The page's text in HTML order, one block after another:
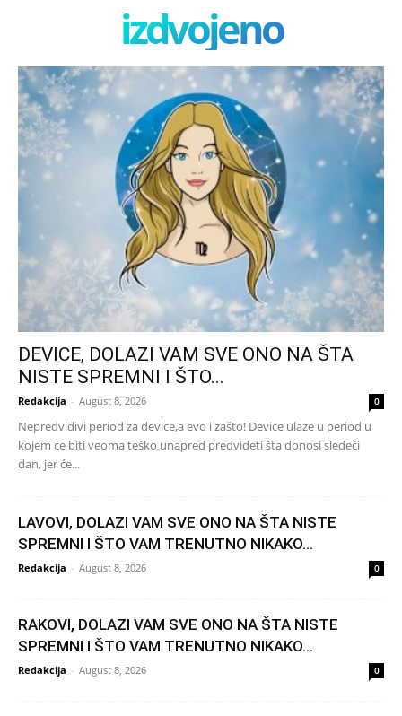
izdvojeno
DEVICE, DOLAZI VAM SVE ONO NA ŠTA
NISTE SPREMNI I ŠTO...
Redakcija - August 8, 2026 0
Nepredvidivi period za device,a evo i zašto! Device ulaze u period u
kojem će biti veoma teško unapred predvideti šta donosi sledeći
dan, jer će...
LAVOVI, DOLAZI VAM SVE ONO NA ŠTA NISTE
SPREMNI I ŠTO VAM TRENUTNO NIKAKO...
Redakcija - August 8, 2026 0
RAKOVI, DOLAZI VAM SVE ONO NA ŠTA NISTE
SPREMNI I ŠTO VAM TRENUTNO NIKAKO...
Redakcija - August 8, 2026 0